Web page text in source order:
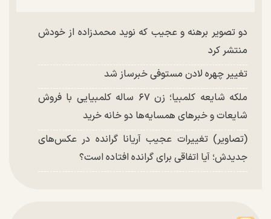
دو تصویر برهنه و عجیب که نوید محمدزاده از خودش
منتشر کرد
تغییر چهره لادن مستوفی خبرساز شد
ملکه شایعه کلمبیا؛ زن ۶۷ ساله کلمبیایی با فروش
شایعات و خبر‌های همسایه‌ها دو خانه خرید
(تصاویر) تغییرات عجیب آریانا گرانده در عکس‌های
جدیدش؛ آیا اتفاقی برای گرانده افتاده است؟